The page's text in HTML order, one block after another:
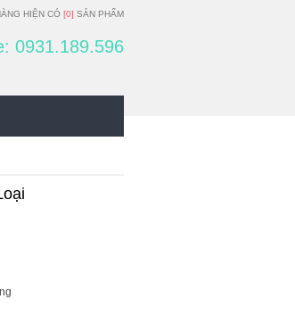
HIỆN CÓ [0] SẢN PHẨM
0931.189.596